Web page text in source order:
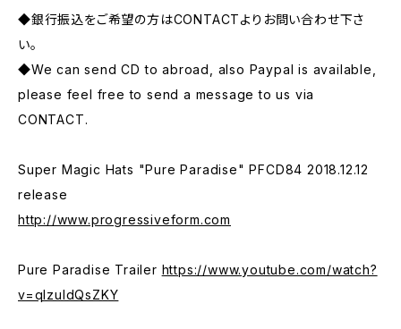
◆銀行振込をご希望の方はCONTACTよりお問い合わせ下さ
い。
◆We can send CD to abroad, also Paypal is available,
please feel free to send a message to us via
CONTACT.
Super Magic Hats "Pure Paradise" PFCD84 2018.12.12
release
http://www.progressiveform.com
Pure Paradise Trailer https://www.youtube.com/watch?
v=qIzuldQsZKY